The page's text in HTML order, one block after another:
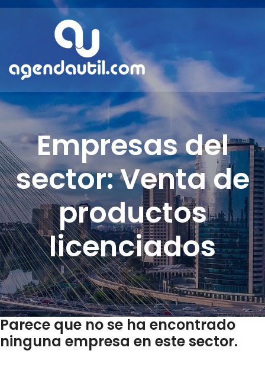
Empresas del
sector: Venta de
productos
licenciados
Parece que no se ha encontrado
ninguna empresa en este sector.